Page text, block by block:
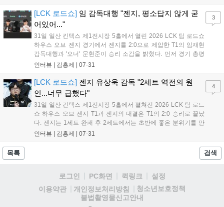
유칼의 안정적인 활약이 돋보인 이번 경기는 향후 리그 순위 경쟁
에 큰 영향을 미칠 전망입니다....
[LCK 로드쇼] 임 감독대행 "젠지, 평소답지 않게 굳
어있어..."
31일 일산 킨텍스 제1전시장 5홀에서 열린 2026 LCK 팀 로드쇼
하우스 오브 젠지 경기에서 젠지를 2:0으로 제압한 T1의 임재현
감독대행과 '오너' 문현준이 승리 소감을 밝혔다. 먼저 경기 총평
에 대해 임재현 감독대행은 "1세트는 큰 실수 없이 깔끔했고, 2세
잘 풀어냈다"고 평가했다. '...
인터뷰 | 김홍제 | 07-31
3
[LCK 로드쇼] 젠지 유상욱 감독 "2세트 역전의 원
인...너무 급했다"
31일 일산 킨텍스 제1전시장 5홀에서 펼쳐진 2026 LCK 팀 로드
쇼 하우스 오브 젠지 T1과 젠지의 대결은 T1의 2:0 승리로 끝났
다. 젠지는 1세트 완패 후 2세트에서는 초반에 좋은 분위기를 만
들었지만, 잘 성장한 '페이즈'의 활약으로 인해 역전패를 당하며
인터뷰 | 김홍제 | 07-31
4
목록 검색
로그인 PC화면 퀵링크
설정
이용약관
개인정보처리방침
청소년보호정책
불법촬영물신고안내